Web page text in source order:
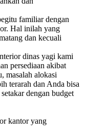
familiar dengan
Hal inilah yang
dan kecuali
dinas yagi kami
persediaan akibat
masalah alokasi
terarah dan Anda bisa
dengan budget
kantor yang